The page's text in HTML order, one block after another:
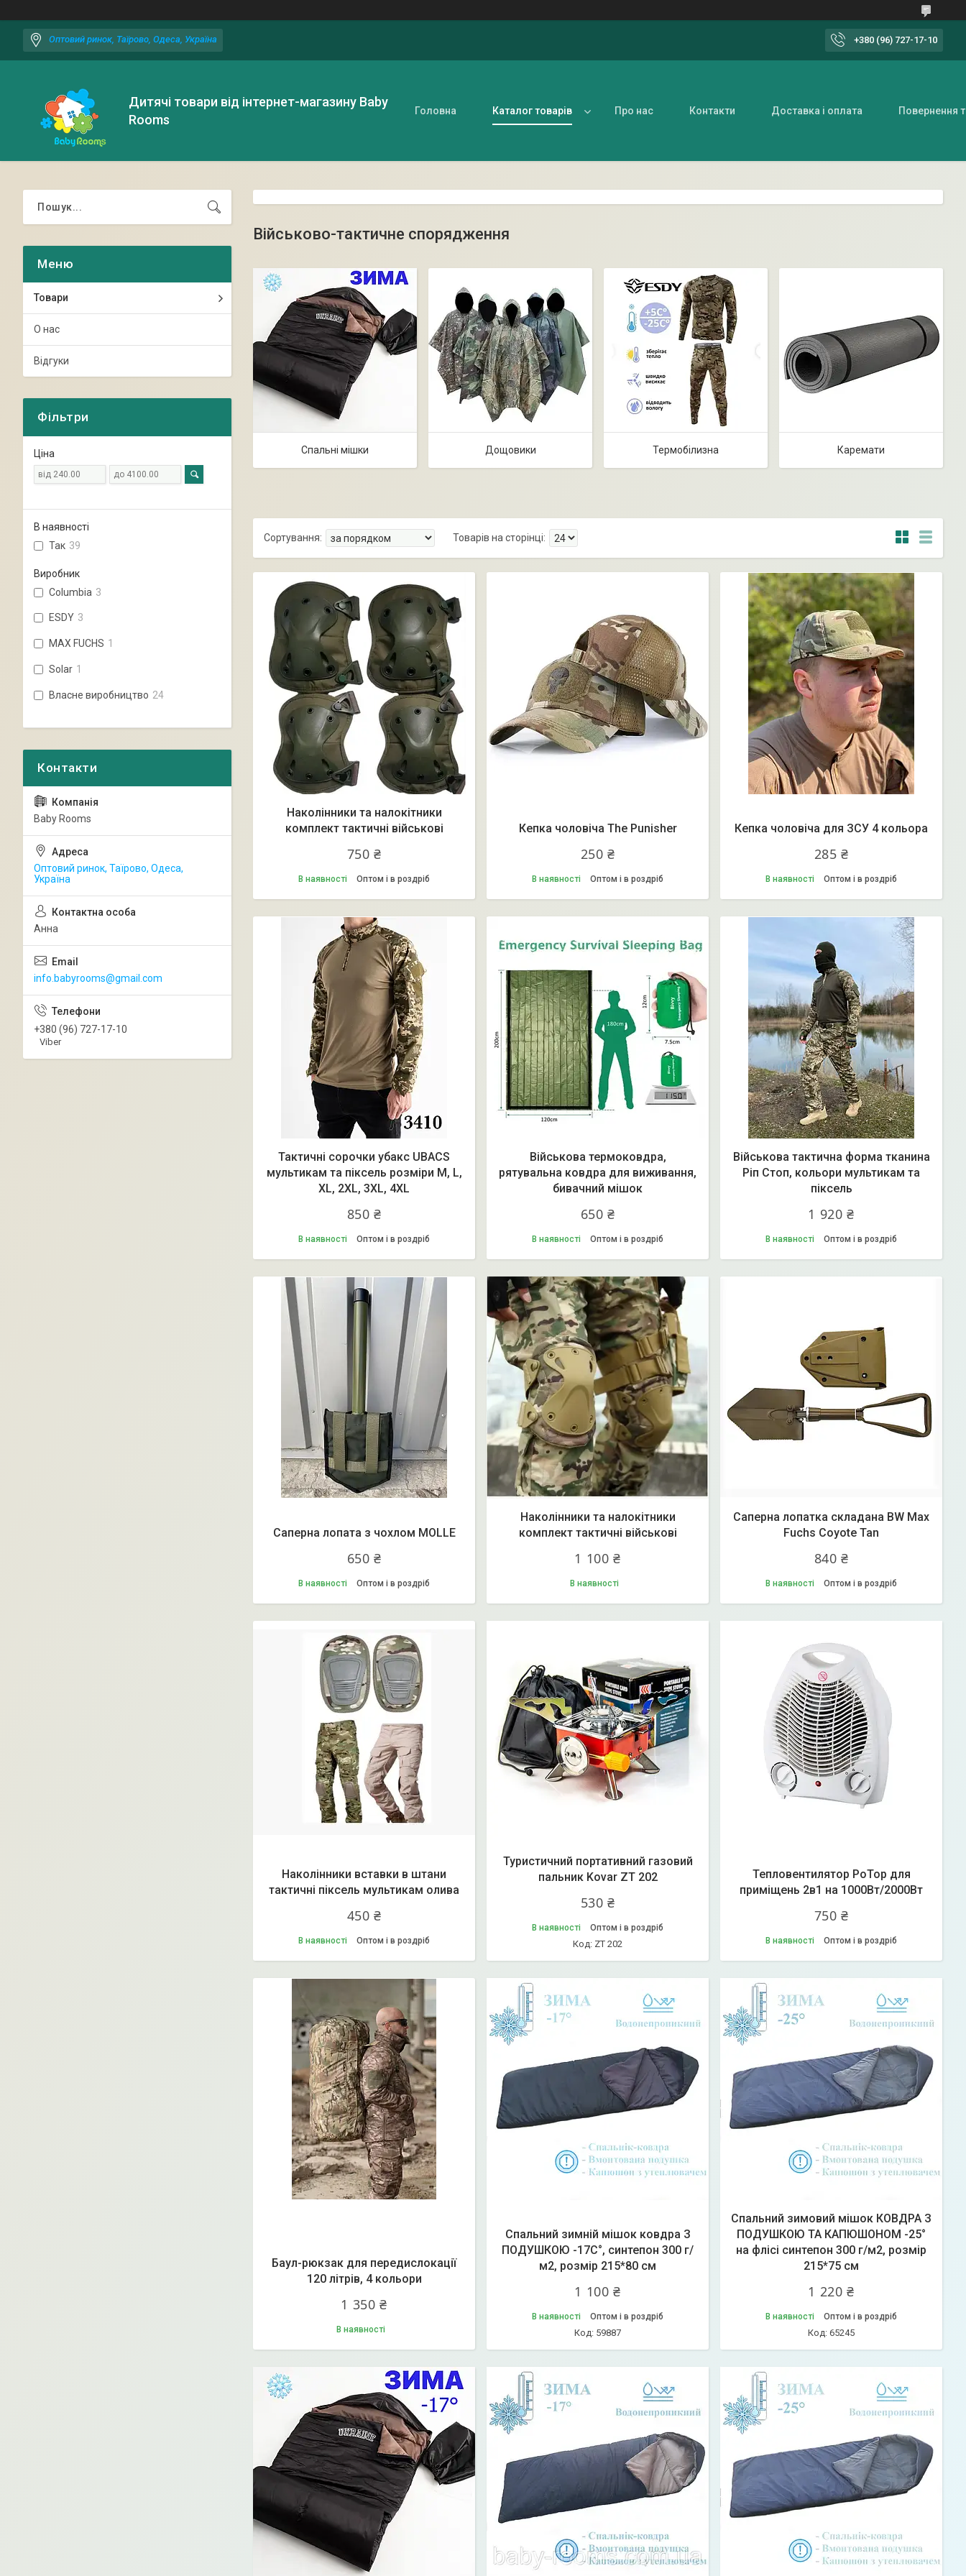
Оптовий ринок, Таїрово, Одеса, Україна +380 (96) 727-17-10
Дитячі товари від інтернет-магазину Baby
Rooms
Головна Каталог товарів Про нас Контакти Доставка і оплата Повернення
Військово-тактичне спорядження
Спальні мішки Дощовики Термобілизна Каремати
Наколінники та налокітники
комплект тактичні військові
750 ₴
В наявності Оптом і в роздріб
Кепка чоловіча The Punisher
250 ₴
В наявності Оптом і в роздріб
Кепка чоловіча для ЗСУ 4 кольора
285 ₴
В наявності Оптом і в роздріб
Тактичні сорочки убакс UBACS
мультикам та піксель розміри М, L,
XL, 2XL, 3XL, 4XL
850 ₴
В наявності Оптом і в роздріб
Військова термоковдра,
рятувальна ковдра для виживання,
бивачний мішок
650 ₴
В наявності Оптом і в роздріб
Військова тактична форма тканина
Ріп Стоп, кольори мультикам та
піксель
1 920 ₴
В наявності Оптом і в роздріб
Саперна лопата з чохлом MOLLE
650 ₴
В наявності Оптом і в роздріб
Наколінники та налокітники
комплект тактичні військові
1 100 ₴
В наявності
Саперна лопатка складана BW Max
Fuchs Coyote Tan
840 ₴
В наявності Оптом і в роздріб
Наколінники вставки в штани
тактичні піксель мультикам олива
450 ₴
В наявності Оптом і в роздріб
Туристичний портативний газовий
пальник Kovar ZT 202
530 ₴
В наявності Оптом і в роздріб
ZT 202
Тепловентилятор PoTop для
приміщень 2в1 на 1000Вт/2000Вт
750 ₴
В наявності Оптом і в роздріб
Баул-рюкзак для передислокації
120 літрів, 4 кольори
1 350 ₴
В наявності
Спальний зимній мішок ковдра З
ПОДУШКОЮ -17С°, синтепон 300 г/
м2, розмір 215*80 см
1 100 ₴
В наявності Оптом і в роздріб
59887
Спальний зимовий мішок КОВДРА З
ПОДУШКОЮ ТА КАПЮШОНОМ -25°
на флісі синтепон 300 г/м2, розмір
215*75 см
1 220 ₴
В наявності Оптом і в роздріб
65245
Товари
О нас
Відгуки
Фільтри
Ціна
В наявності
Так 39
Виробник
Columbia 3
ESDY 3
MAX FUCHS 1
Solar 1
Власне виробництво 24
Baby Rooms
Оптовий ринок, Таїрово, Одеса,
Україна
Анна
info.babyrooms@gmail.com
+380 (96) 727-17-10
Viber